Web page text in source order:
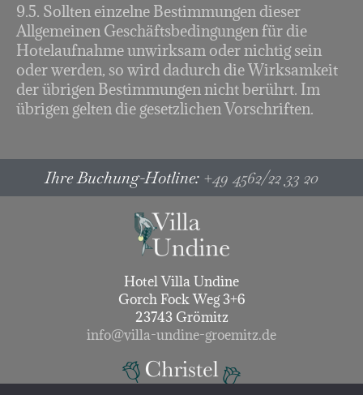
9.5. Sollten einzelne Bestimmungen dieser
Allgemeinen Geschäftsbedingungen für die
Hotelaufnahme unwirksam oder nichtig sein
oder werden, so wird dadurch die Wirksamkeit
der übrigen Bestimmungen nicht berührt. Im
übrigen gelten die gesetzlichen Vorschriften.
Ihre Buchung-Hotline: +49 4562/22 33 20
Hotel Villa Undine
Gorch Fock Weg 3+6
23743 Grömitz
info@villa-undine-groemitz.de